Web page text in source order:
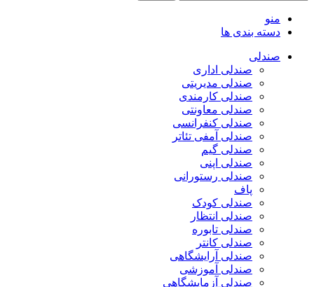
منو
دسته بندی ها
صندلی
صندلی اداری
صندلی مدیریتی
صندلی کارمندی
صندلی معاونتی
صندلی کنفرانسی
صندلی آمفی تئاتر
صندلی گیم
صندلی اپنی
صندلی رستورانی
پاف
صندلی کودک
صندلی انتظار
صندلی تابوره
صندلی کانتر
صندلی آرایشگاهی
صندلی آموزشی
صندلی آزمایشگاهی